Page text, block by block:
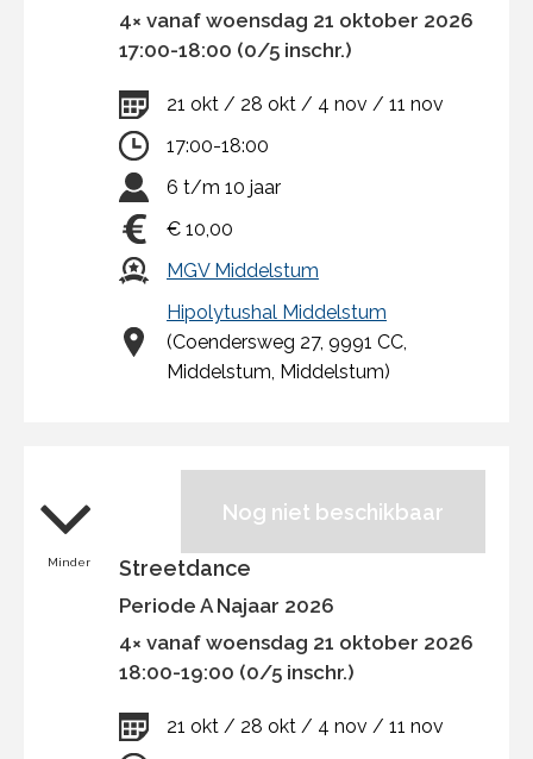
4× vanaf woensdag 21 oktober 2026
17:00-18:00 (0/5 inschr.)
21 okt / 28 okt / 4 nov / 11 nov
17:00-18:00
6 t/m 10 jaar
€ 10,00
MGV Middelstum
Hipolytushal Middelstum
(Coendersweg 27, 9991 CC,
Middelstum, Middelstum)
Nog niet beschikbaar
Minder Streetdance
Periode A Najaar 2026
4× vanaf woensdag 21 oktober 2026
18:00-19:00 (0/5 inschr.)
21 okt / 28 okt / 4 nov / 11 nov